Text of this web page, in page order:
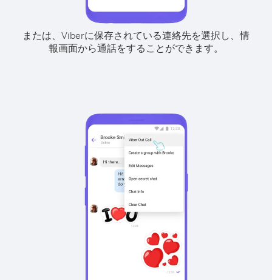
または、Viberに保存されている連絡先を選択し、情
報画面から通話をすることができます。